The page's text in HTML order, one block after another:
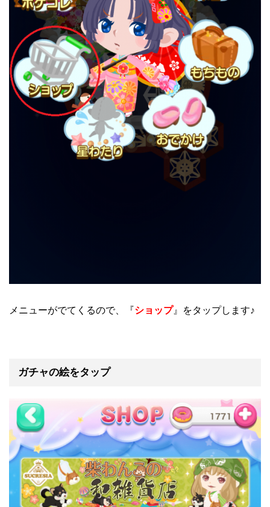
メニューがでてくるので、『ショップ』をタップします♪
ガチャの絵をタップ